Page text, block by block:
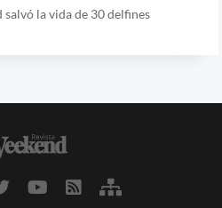
la vida de 30 delfines